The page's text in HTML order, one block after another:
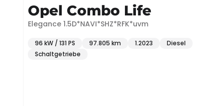
Opel Combo Life
Elegance 1.5D*NAVI*SHZ*RFK*uvm
96 kW / 131 PS 97.805 km 1.2023
Diesel
Schaltgetriebe